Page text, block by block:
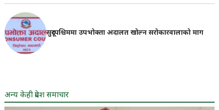
सुदूरपश्चिममा उपभोक्ता अदालत खोल्न सरोकारवालाको माग
अन्य केही प्रदेश समाचार